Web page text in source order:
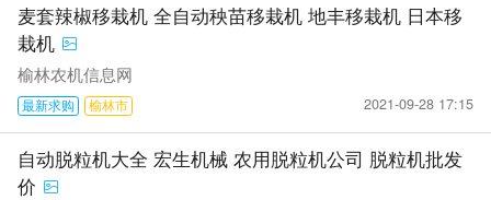
麦套辣椒移栽机 全自动秧苗移栽机 地丰移栽机 日本移
栽机
榆林农机信息网
最新求购 榆林市 2021-09-28 17:15
自动脱粒机大全 宏生机械 农用脱粒机公司 脱粒机批发
价